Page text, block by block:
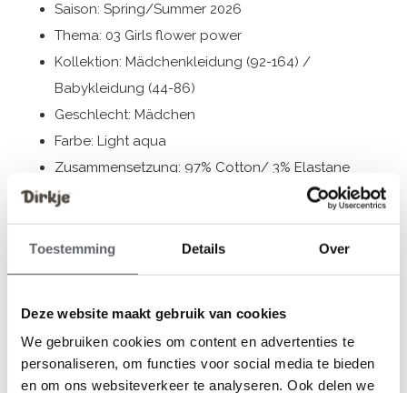
Toestemming Details Over
Deze website maakt gebruik van cookies
We gebruiken cookies om content en advertenties te
personaliseren, om functies voor social media te bieden
en om ons websiteverkeer te analyseren. Ook delen we
Saison: Spring/Summer 2026
Thema: 03 Girls flower power
Kollektion: Mädchenkleidung (92-164) /
Babykleidung (44-86)
Geschlecht: Mädchen
Farbe: Light aqua
Zusammensetzung: 97% Cotton/ 3% Elastane
Artikelnummer: N58401-35
Die Bekleidung von Dirkje fällt größengerecht aus. Wir
empfehlen, die Größe auf der Basis der Körpergröße
Sollten Sie zweifeln, klicken Sie
Größentabelle.